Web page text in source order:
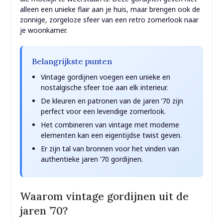
alleen een unieke flair aan je huis, maar brengen ook de
zonnige, zorgeloze sfeer van een retro zomerlook naar
je woonkamer.
Belangrijkste punten
Vintage gordijnen voegen een unieke en
nostalgische sfeer toe aan elk interieur.
De kleuren en patronen van de jaren ’70 zijn
perfect voor een levendige zomerlook.
Het combineren van vintage met moderne
elementen kan een eigentijdse twist geven.
Er zijn tal van bronnen voor het vinden van
authentieke jaren ’70 gordijnen.
Waarom vintage gordijnen uit de
jaren ’70?